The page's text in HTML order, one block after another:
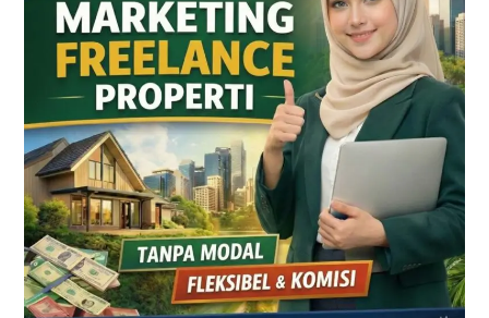
Tanpa
Modal
LAND